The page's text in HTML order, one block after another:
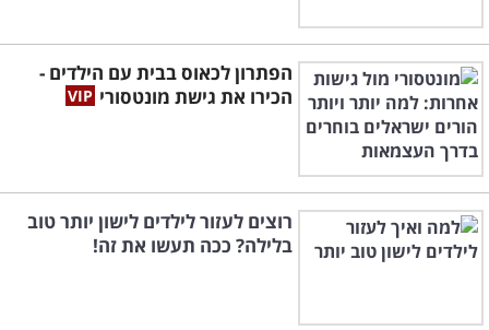
הפתרון לכאוס בבית עם הילדים -
הכירו את גישת מונטסורי
רוצים לעזור לילדים לישון יותר טוב
בלילה? ככה תעשו את זה!